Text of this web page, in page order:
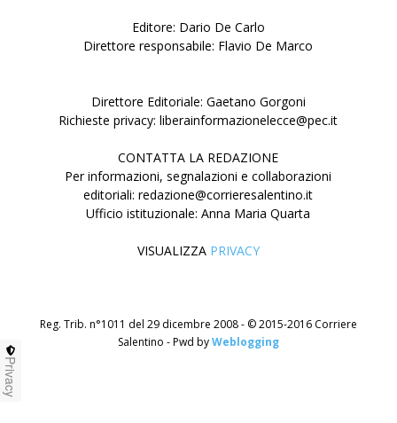
Editore: Dario De Carlo
Direttore responsabile: Flavio De Marco
Direttore Editoriale: Gaetano Gorgoni
Richieste privacy: liberainformazionelecce@pec.it
CONTATTA LA REDAZIONE
Per informazioni, segnalazioni e collaborazioni
editoriali: redazione@corrieresalentino.it
Ufficio istituzionale: Anna Maria Quarta
VISUALIZZA PRIVACY
Reg. Trib. n°1011 del 29 dicembre 2008 - © 2015-2016 Corriere
Salentino - Pwd byWeblogging
Privacy